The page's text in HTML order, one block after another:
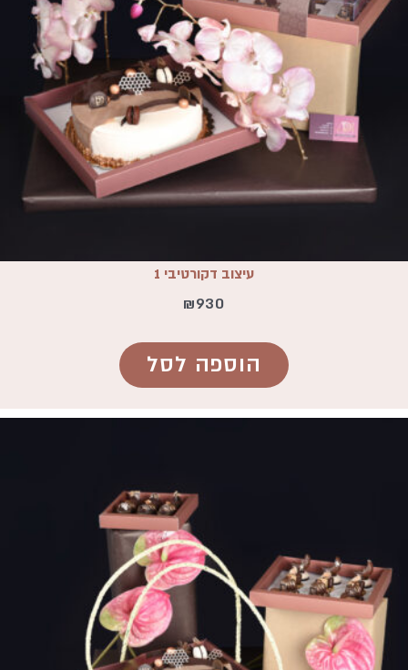
עיצוב דקורטיבי 1
₪930
הוספה לסל